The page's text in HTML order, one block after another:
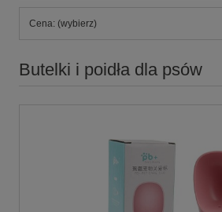
Cena: (wybierz)
Butelki i poidła dla psów